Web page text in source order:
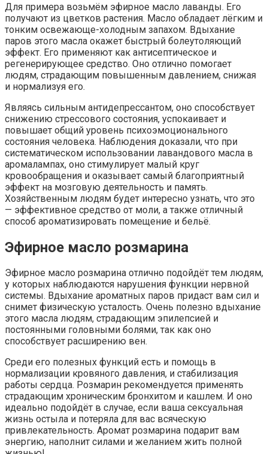
Для примера возьмём эфирное масло лаванды. Его
получают из цветков растения. Масло обладает лёгким и
тонким освежающе-холодным запахом. Вдыхание
паров этого масла окажет быстрый болеутоляющий
эффект. Его применяют как антисептическое и
регенерирующее средство. Оно отлично помогает
людям, страдающим повышенным давлением, снижая
и нормализуя его.
Являясь сильным антидепрессантом, оно способствует
снижению стрессового состояния, успокаивает и
повышает общий уровень психоэмоционального
состояния человека. Наблюдения доказали, что при
систематическом использовании лавандового масла в
аромалампах, оно стимулирует малый круг
кровообращения и оказывает самый благоприятный
эффект на мозговую деятельность и память.
Хозяйственным людям будет интересно узнать, что это
— эффективное средство от моли, а также отличный
способ ароматизировать помещение и бельё.
Эфирное масло розмарина
Эфирное масло розмарина отлично подойдёт тем людям,
у которых наблюдаются нарушения функции нервной
системы. Вдыхание ароматных паров придаст вам сил и
снимет физическую усталость. Очень полезно вдыхание
этого масла людям, страдающим эпилепсией и
постоянными головными болями, так как оно
способствует расширению вен.
Среди его полезных функций есть и помощь в
нормализации кровяного давления, и стабилизация
работы сердца. Розмарин рекомендуется применять
страдающим хроническим бронхитом и кашлем. И оно
идеально подойдёт в случае, если ваша сексуальная
жизнь остыла и потеряла для вас всяческую
привлекательность. Аромат розмарина подарит вам
энергию, наполнит силами и желанием жить полной